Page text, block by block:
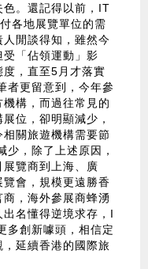
。還記得以前，IT
各地展覽單位的需
閒談得知，雖然今
「佔領運動」影
，直至5月才落實
者更留意到，今年參
構，而過往常見的
位，卻明顯減少，
關旅遊機構需要節
，除了上述原因，
覽商到上海、廣
會，規模更遠勝香
，海外參展商蜂湧
名懂得逆境求存，I
多創新噱頭，相信定
延續香港的國際旅